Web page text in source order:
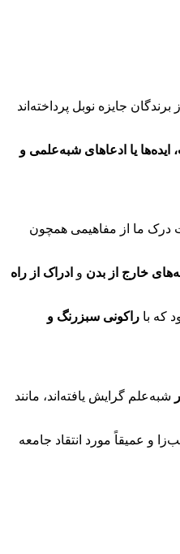
جایزه نوبل پرداخته‌اند
ایده‌ها یا ادعاهای شبه‌علمی و
درک ما از مفاهیمی همچون
خارج از بدن و ادراک از راه
که با راکونی سبزرنگ و
شبه‌علم گرایش یافته‌اند، مانند
و عمیقاً مورد انتقاد جامعه